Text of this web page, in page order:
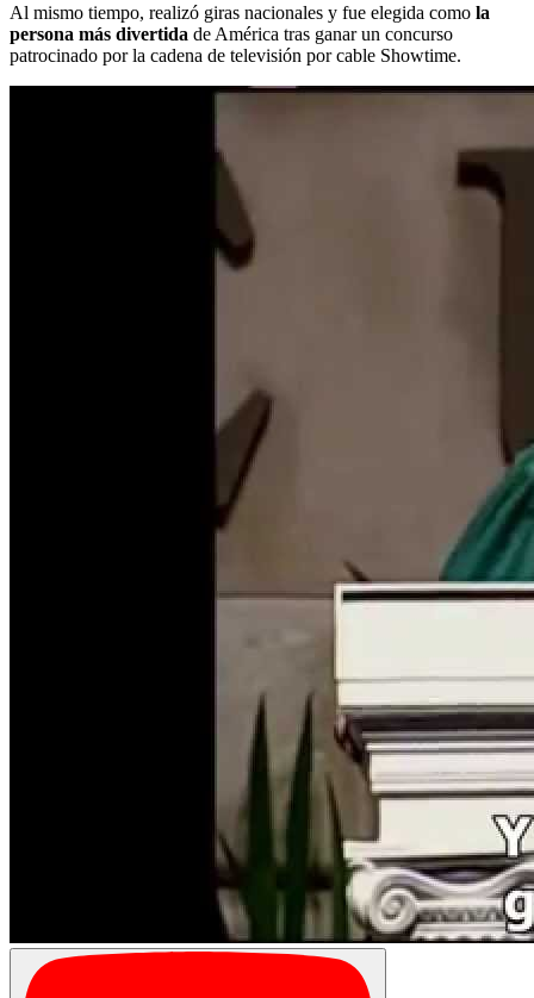
Al mismo tiempo, realizó giras nacionales y fue elegida como la
persona más divertida de América tras ganar un concurso
patrocinado por la cadena de televisión por cable Showtime.